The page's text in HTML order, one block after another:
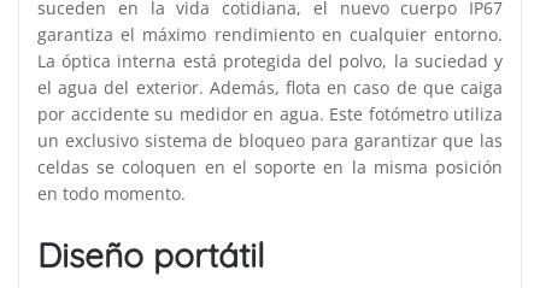
suceden en la vida cotidiana, el nuevo cuerpo IP67
garantiza el máximo rendimiento en cualquier entorno.
La óptica interna está protegida del polvo, la suciedad y
el agua del exterior. Además, flota en caso de que caiga
por accidente su medidor en agua. Este fotómetro utiliza
un exclusivo sistema de bloqueo para garantizar que las
celdas se coloquen en el soporte en la misma posición
en todo momento.
Diseño portátil